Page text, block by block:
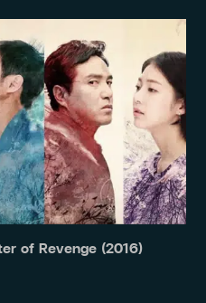
of Revenge (2016)